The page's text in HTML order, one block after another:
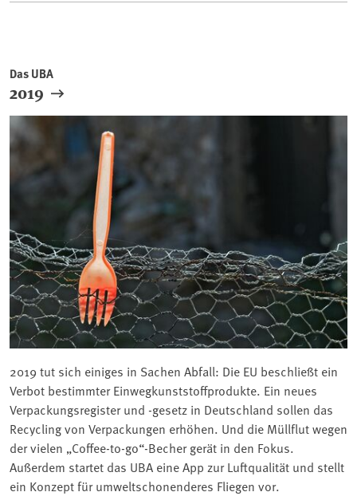
Das UBA
2019
2019 tut sich einiges in Sachen Abfall: Die EU beschließt ein
Verbot bestimmter Einwegkunststoffprodukte. Ein neues
Verpackungsregister und -gesetz in Deutschland sollen das
Recycling von Verpackungen erhöhen. Und die Müllflut wegen
der vielen „Coffee-to-go“-Becher gerät in den Fokus.
Außerdem startet das UBA eine App zur Luftqualität und stellt
ein Konzept für umweltschonenderes Fliegen vor.